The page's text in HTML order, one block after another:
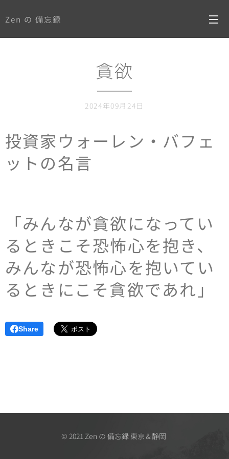
Zen の 備忘録
貪欲
2024年09月24日
投資家ウォーレン・バフェ
ットの名言
「みんなが貪欲になってい
るときこそ恐怖心を抱き、
みんなが恐怖心を抱いてい
るときにこそ貪欲であれ」
Share
© 2021 Zen の 備忘録 東京＆静岡